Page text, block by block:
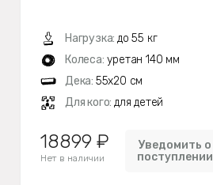
Нагрузка: до 55 кг
Колеса: уретан 140 мм
Дека: 55х20 см
Для кого: для детей
18899 ₽
Нет в наличии
Уведомить о
поступлении